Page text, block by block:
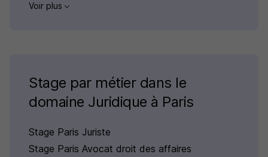
Voir plus
Stage par métier dans le
domaine Juridique à Paris
Stage Paris Juriste
Stage Paris Avocat droit des affaires